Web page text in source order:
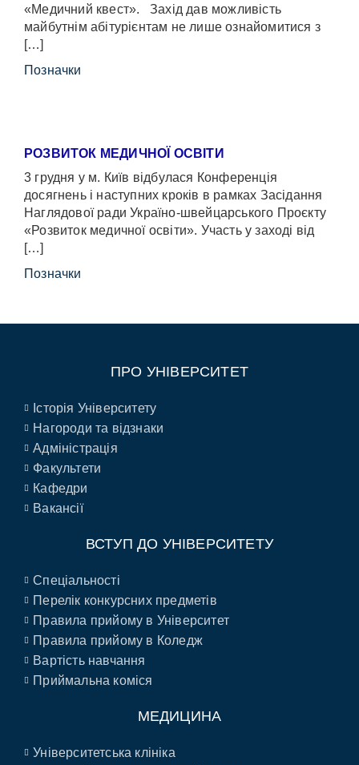
«Медичний квест». Захід дав можливість
майбутнім абітурієнтам не лише ознайомитися з
[…]
Позначки
РОЗВИТОК МЕДИЧНОЇ ОСВІТИ
3 грудня у м. Київ відбулася Конференція
досягнень і наступних кроків в рамках Засідання
Наглядової ради Україно-швейцарського Проєкту
«Розвиток медичної освіти». Участь у заході від
[…]
Позначки
ПРО УНІВЕРСИТЕТ
Історія Університету
Нагороди та відзнаки
Адміністрація
Факультети
Кафедри
Вакансії
ВСТУП ДО УНІВЕРСИТЕТУ
Спеціальності
Перелік конкурсних предметів
Правила прийому в Університет
Правила прийому в Коледж
Вартість навчання
Приймальна коміся
МЕДИЦИНА
Університетська клініка